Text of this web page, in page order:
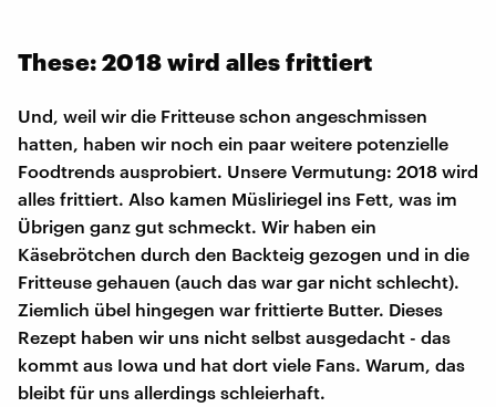
These: 2018 wird alles frittiert
Und, weil wir die Fritteuse schon angeschmissen
hatten, haben wir noch ein paar weitere potenzielle
Foodtrends ausprobiert. Unsere Vermutung: 2018 wird
alles frittiert. Also kamen Müsliriegel ins Fett, was im
Übrigen ganz gut schmeckt. Wir haben ein
Käsebrötchen durch den Backteig gezogen und in die
Fritteuse gehauen (auch das war gar nicht schlecht).
Ziemlich übel hingegen war frittierte Butter. Dieses
Rezept haben wir uns nicht selbst ausgedacht - das
kommt aus Iowa und hat dort viele Fans. Warum, das
bleibt für uns allerdings schleierhaft.